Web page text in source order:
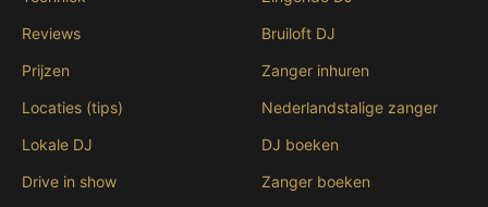
Reviews
Prijzen
Locaties (tips)
Lokale DJ
Drive in show
Bruiloft DJ
Zanger inhuren
Nederlandstalige zanger
DJ boeken
Zanger boeken